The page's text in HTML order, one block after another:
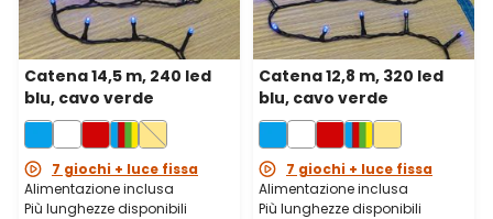
Catena 14,5 m, 240 led
blu, cavo verde
7 giochi + luce fissa
Alimentazione inclusa
Più lunghezze disponibili
Catena 12,8 m, 320 led
blu, cavo verde
7 giochi + luce fissa
Alimentazione inclusa
Più lunghezze disponibili